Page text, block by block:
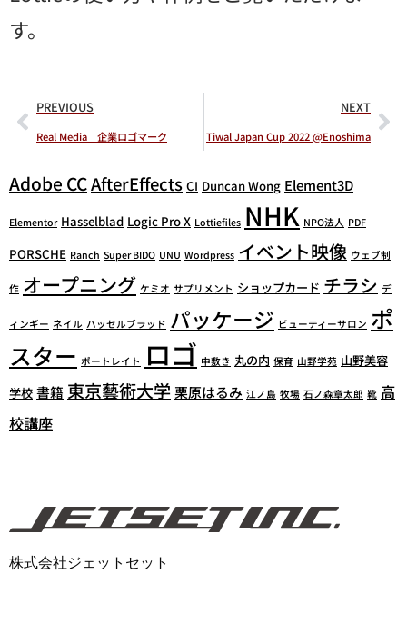
す。
PREVIOUS
Real Media 企業ロゴマーク
NEXT
Tiwal Japan Cup 2022 @Enoshima
Adobe CCAfterEffects CI Duncan Wong Element3D
Elementor Hasselblad Logic Pro X Lottiefiles NHK NPO法人 PDF
PORSCHE Ranch Super BIDO UNU Wordpress イベント映像 ウェブ制
作 オープニング ケミオ サプリメント ショップカード チラシ デ
ィンギー ネイル ハッセルブラッド パッケージ ビューティーサロン ポ
スター ポートレイト ロゴ 中敷き 丸の内 保育 山野学苑 山野美容
学校 書籍 東京藝術大学栗原はるみ 江ノ島 牧場 石ノ森章太郎 靴 高
校講座
株式会社ジェットセット